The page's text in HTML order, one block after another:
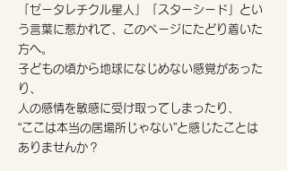
「ゼータレチクル星人」「スターシード」とい
う言葉に惹かれて、このページにたどり着いた
方へ。
子どもの頃から地球になじめない感覚があった
り、
人の感情を敏感に受け取ってしまったり、
“ここは本当の居場所じゃない”と感じたことは
ありませんか？